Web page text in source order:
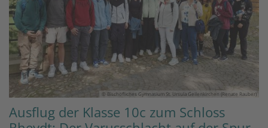
© Bischöfliches Gymnasium St. Ursula Geilenkirchen (Renate Rauber)
Ausflug der Klasse 10c zum Schloss